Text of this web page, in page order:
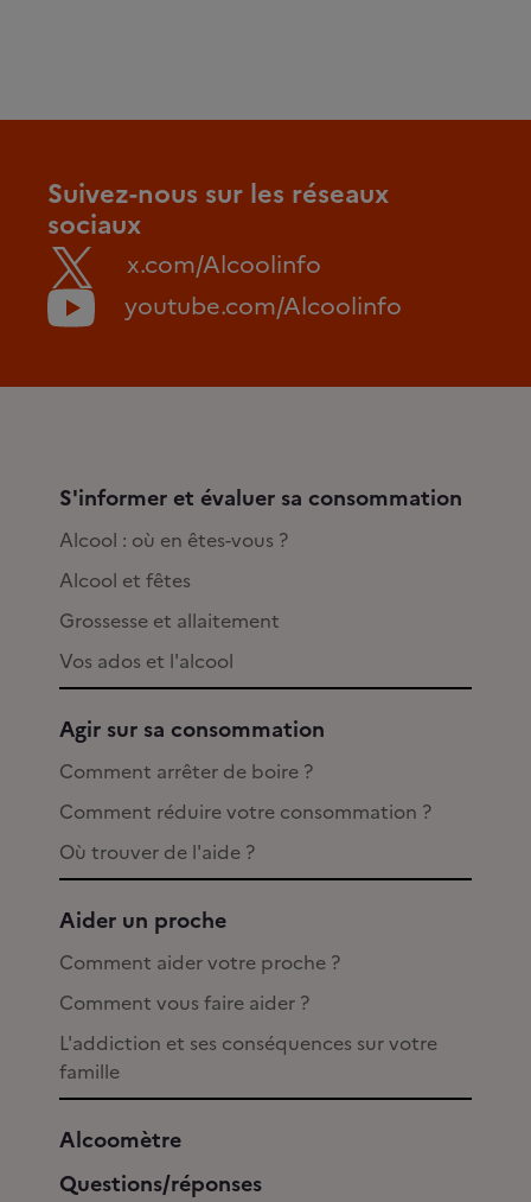
Suivez-nous sur les réseaux
sociaux
x.com/Alcoolinfo
youtube.com/Alcoolinfo
S'informer et évaluer sa consommation
Alcool : où en êtes-vous ?
Alcool et fêtes
Grossesse et allaitement
Vos ados et l'alcool
Agir sur sa consommation
Comment arrêter de boire ?
Comment réduire votre consommation ?
Où trouver de l'aide ?
Aider un proche
Comment aider votre proche ?
Comment vous faire aider ?
L'addiction et ses conséquences sur votre
famille
Alcoomètre
Questions/réponses